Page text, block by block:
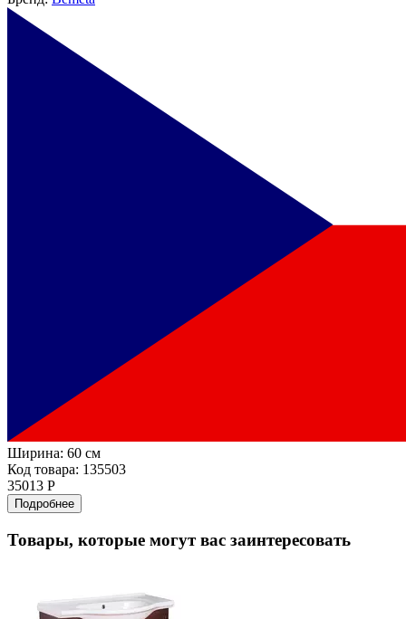
Ширина: 60 см
Код товара: 135503
35013 Р
Подробнее
Товары, которые могут вас заинтересовать